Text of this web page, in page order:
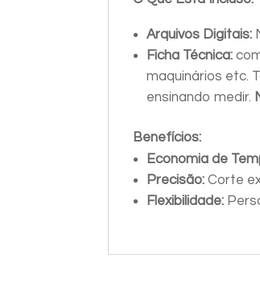
Arquivos Digitais:
Ficha Técnica:
maquinários etc.
ensinando medir.
Benefícios:
Economia de
Precisão: Corte
Flexibilidade: